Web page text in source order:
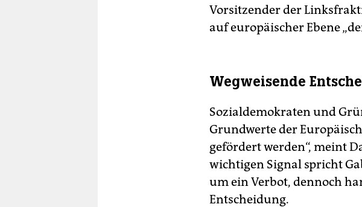
Vorsitzender der
auf europäischer Ebene
Wegweisende
Sozialdemokraten und
Grundwerte der
gefördert werden“, meint
wichtigen Signal spricht
um ein Verbot, dennoch
Entscheidung.